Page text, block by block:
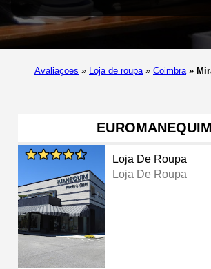
Avaliaçoes » Loja de roupa » Coimbra »
EUROMANEQUIM
Loja De Roupa
Loja De Roupa